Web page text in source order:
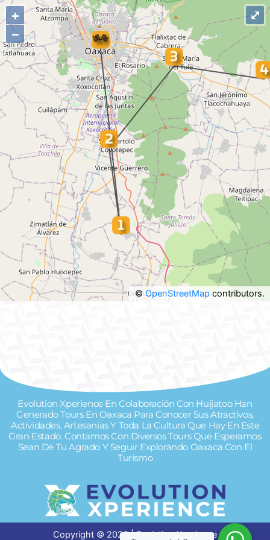
+
−
©OpenStreetMap contributors.
⤢
Evolution Xperience En Colaboración Con Huijatoo Han
Generado Tours En Oaxaca Para Conocer Sus Atractivos,
Actividades, Artesanías Y Toda La Cultura Que Hay En Este
Gran Estado. Contamos Con Diversos Tours Que Esperamos
Sean De Tu Agrado Y Seguir Explorando Oaxaca Con El
Turismo
Copyright © 2026 | Evolution Xperience